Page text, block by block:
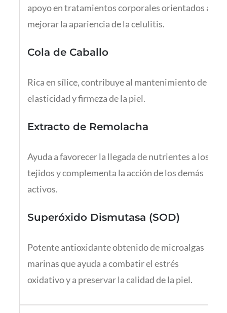
apoyo en tratamientos corporales orientados a
mejorar la apariencia de la celulitis.
Cola de Caballo
Rica en sílice, contribuye al mantenimiento de la
elasticidad y firmeza de la piel.
Extracto de Remolacha
Ayuda a favorecer la llegada de nutrientes a los
tejidos y complementa la acción de los demás
activos.
Superóxido Dismutasa (SOD)
Potente antioxidante obtenido de microalgas
marinas que ayuda a combatir el estrés
oxidativo y a preservar la calidad de la piel.